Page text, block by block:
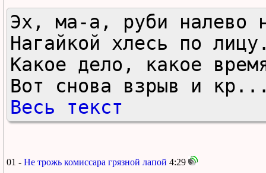
Эх, ма-а, руби налево
Нагайкой хлесь по
Какое дело, какое
Вот снова взрыв и
Весь текст
01 - Не трожь комиссара грязной лапой 4:29